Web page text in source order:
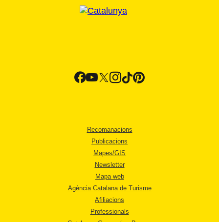
Recomanacions
Publicacions
Mapes/GIS
Newsletter
Mapa web
Agència Catalana de Turisme
Afiliacions
Professionals